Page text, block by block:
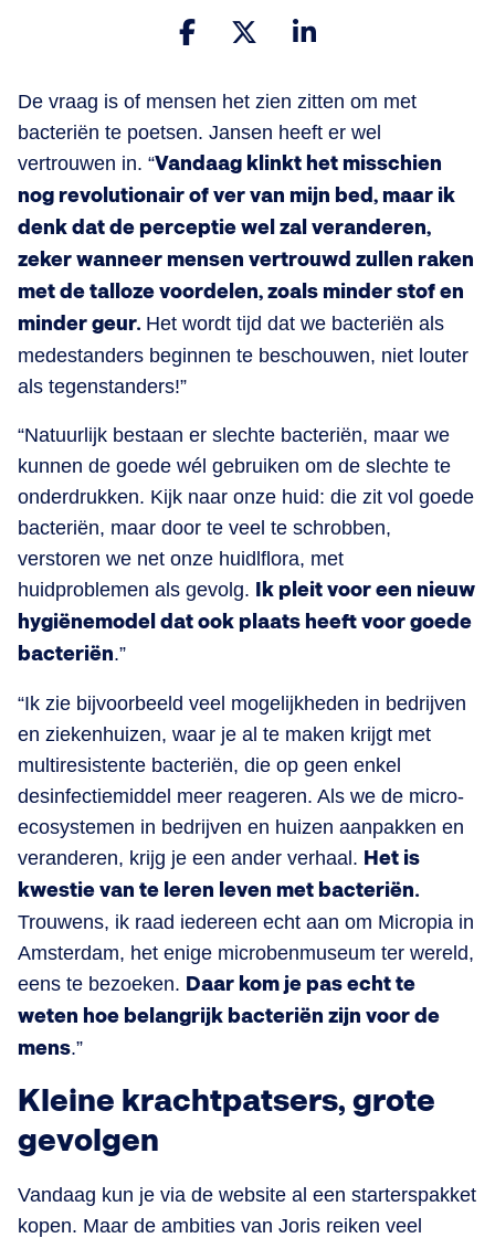
De vraag is of mensen het zien zitten om met
bacteriën te poetsen. Jansen heeft er wel
vertrouwen in. “Vandaag klinkt het misschien
nog revolutionair of ver van mijn bed, maar ik
denk dat de perceptie wel zal veranderen,
zeker wanneer mensen vertrouwd zullen raken
met de talloze voordelen, zoals minder stof en
minder geur. Het wordt tijd dat we bacteriën als
medestanders beginnen te beschouwen, niet louter
als tegenstanders!”
“Natuurlijk bestaan er slechte bacteriën, maar we
kunnen de goede wél gebruiken om de slechte te
onderdrukken. Kijk naar onze huid: die zit vol goede
bacteriën, maar door te veel te schrobben,
verstoren we net onze huidlflora, met
huidproblemen als gevolg. Ik pleit voor een nieuw
hygiënemodel dat ook plaats heeft voor goede
bacteriën.”
“Ik zie bijvoorbeeld veel mogelijkheden in bedrijven
en ziekenhuizen, waar je al te maken krijgt met
multiresistente bacteriën, die op geen enkel
desinfectiemiddel meer reageren. Als we de micro-
ecosystemen in bedrijven en huizen aanpakken en
veranderen, krijg je een ander verhaal. Het is
kwestie van te leren leven met bacteriën.
Trouwens, ik raad iedereen echt aan om Micropia in
Amsterdam, het enige microbenmuseum ter wereld,
eens te bezoeken. Daar kom je pas echt te
weten hoe belangrijk bacteriën zijn voor de
mens.”
Kleine krachtpatsers, grote
gevolgen
Vandaag kun je via de website al een starterspakket
kopen. Maar de ambities van Joris reiken veel